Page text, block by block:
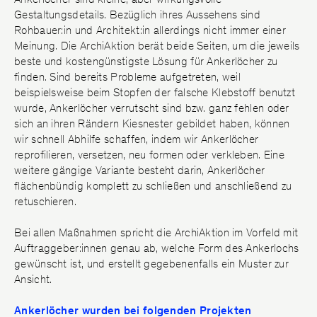
Fugen
Glanzgradkorrektur
Beratung
Betonschutz
Betoninstandsetzung
Hydrophobierung/
Graffitischutz
Bauen im Bestand
Altbausanierung/
Generalunternehmer
Hochwertige Malerarbeiten
AA/Lab
3D-Abformung
Fassadenabformung
Gestaltungsdetails. Bezüglich ihres Aussehens sind
Rohbauer:in und Architekt:in allerdings nicht immer einer
Meinung. Die ArchiAktion berät beide Seiten, um die jeweils
beste und kostengünstigste Lösung für Ankerlöcher zu
finden. Sind bereits Probleme aufgetreten, weil
beispielsweise beim Stopfen der falsche Klebstoff benutzt
wurde, Ankerlöcher verrutscht sind bzw. ganz fehlen oder
sich an ihren Rändern Kiesnester gebildet haben, können
wir schnell Abhilfe schaffen, indem wir Ankerlöcher
reprofilieren, versetzen, neu formen oder verkleben. Eine
weitere gängige Variante besteht darin, Ankerlöcher
flächenbündig komplett zu schließen und anschließend zu
retuschieren.
Bei allen Maßnahmen spricht die ArchiAktion im Vorfeld mit
Auftraggeber:innen genau ab, welche Form des Ankerlochs
gewünscht ist, und erstellt gegebenenfalls ein Muster zur
Ansicht.
Ankerlöcher wurden bei folgenden Projekten